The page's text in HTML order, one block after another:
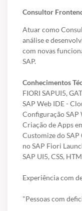
Consultor
Atuar como
análise e
com novas
SAP.
Conhecimentos
FIORI SAPUI5,
SAP Web IDE -
Configuração SAP
Criação de Apps
Customize do
no SAP Fiori
SAP UI5, CSS,
Experiência com
"Pessoas com